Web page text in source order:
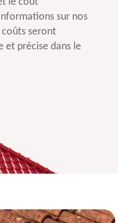
sur nos
coûts seront
et précise dans le